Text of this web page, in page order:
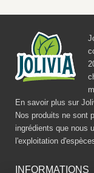
En savoir plus sur
Nos produits ne sont
ingrédients que nous
l'exploitation
INFORMATIONS